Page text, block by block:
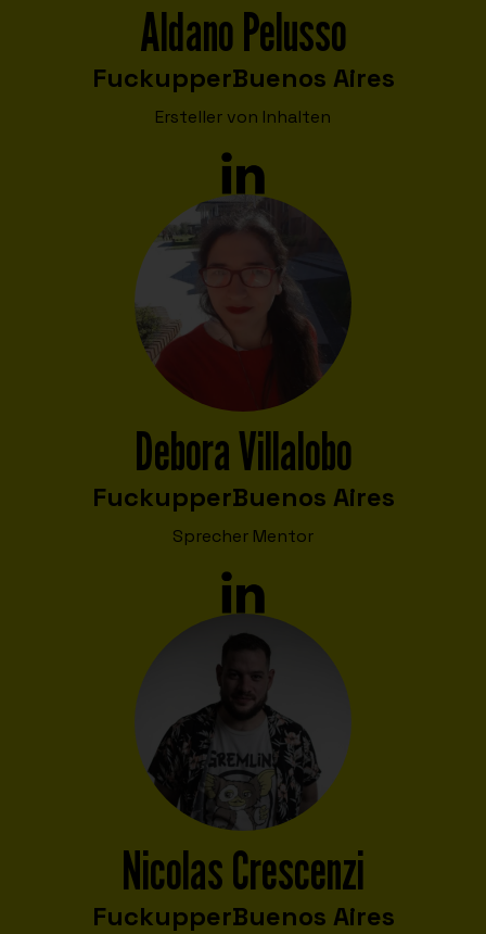
Aldano Pelusso
FuckupperBuenos Aires
Ersteller von Inhalten
Debora Villalobo
FuckupperBuenos Aires
Sprecher Mentor
Nicolas Crescenzi
FuckupperBuenos Aires